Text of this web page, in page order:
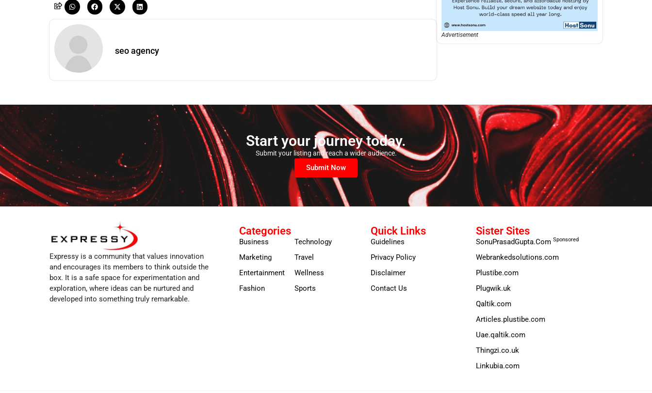
seo agency
Advertisement
Start your journey today.
Submit your listing and reach a wider audience.
Submit Now
Expressy is a community that values innovation
and encourages its members to think outside the
box. It is a safe space for experimentation and
exploration, where ideas can be nurtured and
developed into something truly remarkable.
Categories
Business
Marketing
Entertainment
Fashion
Technology
Travel
Wellness
Sports
Quick Links
Guidelines
Privacy Policy
Disclaimer
Contact Us
Sister Sites
SonuPrasadGupta.Com Sponsored
Webrankedsolutions.com
Plustibe.com
Plugwik.uk
Qaltik.com
Articles.plustibe.com
Uae.qaltik.com
Thingzi.co.uk
Linkubia.com